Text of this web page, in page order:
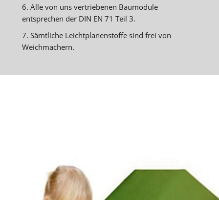
6. Alle von uns vertriebenen Baumodule
entsprechen der DIN EN 71 Teil 3.
7. Sämtliche Leichtplanenstoffe sind frei von
Weichmachern.